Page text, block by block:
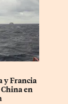
y Francia
China en